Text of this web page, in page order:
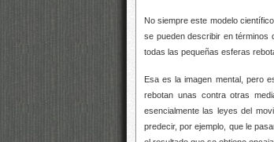
No siempre este modelo
se pueden describir en términos
todas las pequeñas esferas
Esa es la imagen mental, pero
rebotan unas contra otras
esencialmente las leyes del
predecir, por ejemplo, que le